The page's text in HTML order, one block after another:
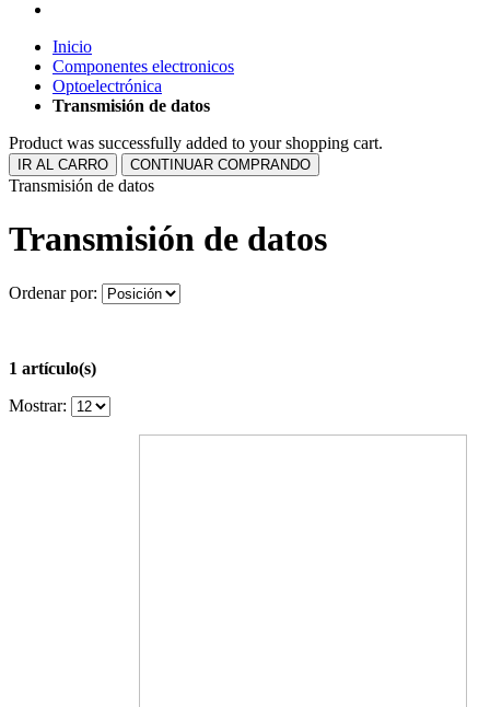
Inicio
Componentes electronicos
Optoelectrónica
Transmisión de datos
Product was successfully added to your shopping cart.
IR AL CARRO CONTINUAR COMPRANDO
Transmisión de datos
Transmisión de datos
Ordenar por:
1 artículo(s)
Mostrar: